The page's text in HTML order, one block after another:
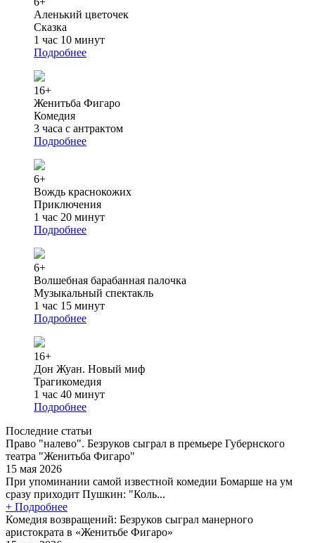
Аленький цветочек
Сказка
1 час 10 минут
Подробнее
16+
Женитьба Фигаро
Комедия
3 часа с антрактом
Подробнее
6+
Вождь краснокожих
Приключения
1 час 20 минут
Подробнее
6+
Волшебная барабанная палочка
Музыкальный спектакль
1 час 15 минут
Подробнее
16+
Дон Жуан. Новый миф
Трагикомедия
1 час 40 минут
Подробнее
Последние статьи
Право "налево". Безруков сыграл в премьере Губернского
театра "Женитьба Фигаро"
15 мая 2026
При упоминании самой известной комедии Бомарше на ум
сразу приходит Пушкин: "Коль...
+ Подробнее
Комедия возвращений: Безруков сыграл манерного
аристократа в «Женитьбе Фигаро»